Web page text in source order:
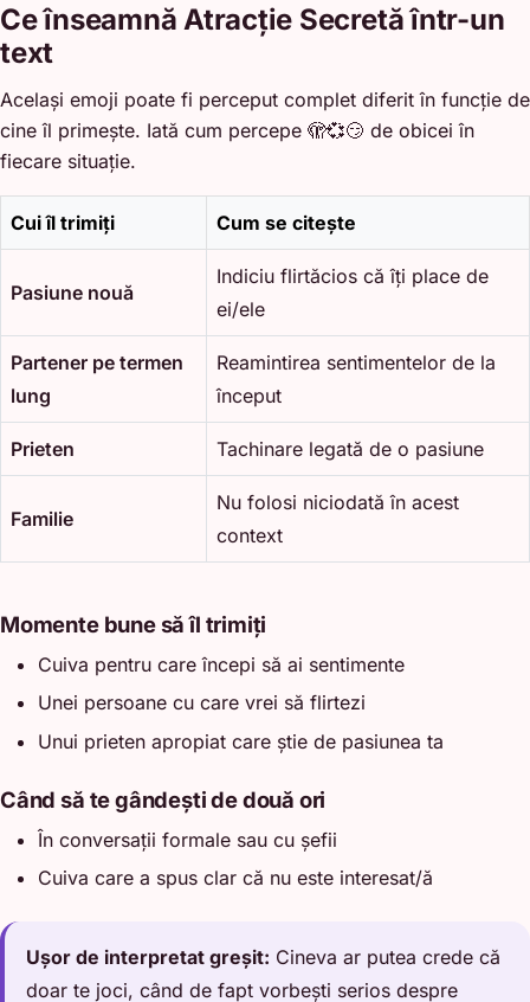
Ce înseamnă Atracție Secretă într-un
text
Același emoji poate fi perceput complet diferit în funcție de
cine îl primește. Iată cum percepe 🫣💞😏 de obicei în
fiecare situație.
Cui îl trimiți Cum se citește
Pasiune nouă
Indiciu flirtăcios că îți place de
ei/ele
Partener pe termen
lung
Reamintirea sentimentelor de la
început
Prieten Tachinare legată de o pasiune
Familie
Nu folosi niciodată în acest
context
Momente bune să îl trimiți
Cuiva pentru care începi să ai sentimente
Unei persoane cu care vrei să flirtezi
Unui prieten apropiat care știe de pasiunea ta
Când să te gândești de două ori
În conversații formale sau cu șefii
Cuiva care a spus clar că nu este interesat/ă
Ușor de interpretat greșit: Cineva ar putea crede că
doar te joci, când de fapt vorbești serios despre